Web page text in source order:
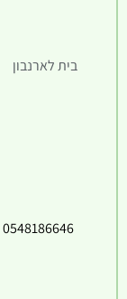
בית לארנבון
0548186646